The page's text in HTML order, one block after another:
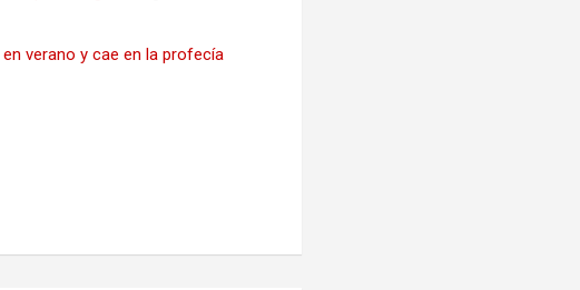
verano y cae en la profecía